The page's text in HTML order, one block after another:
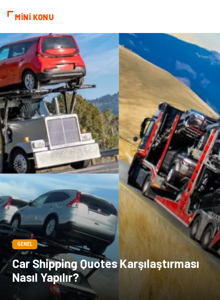
MİNİ KONU
GENEL
Car Shipping Quotes Karşılaştırması
Nasıl Yapılır?